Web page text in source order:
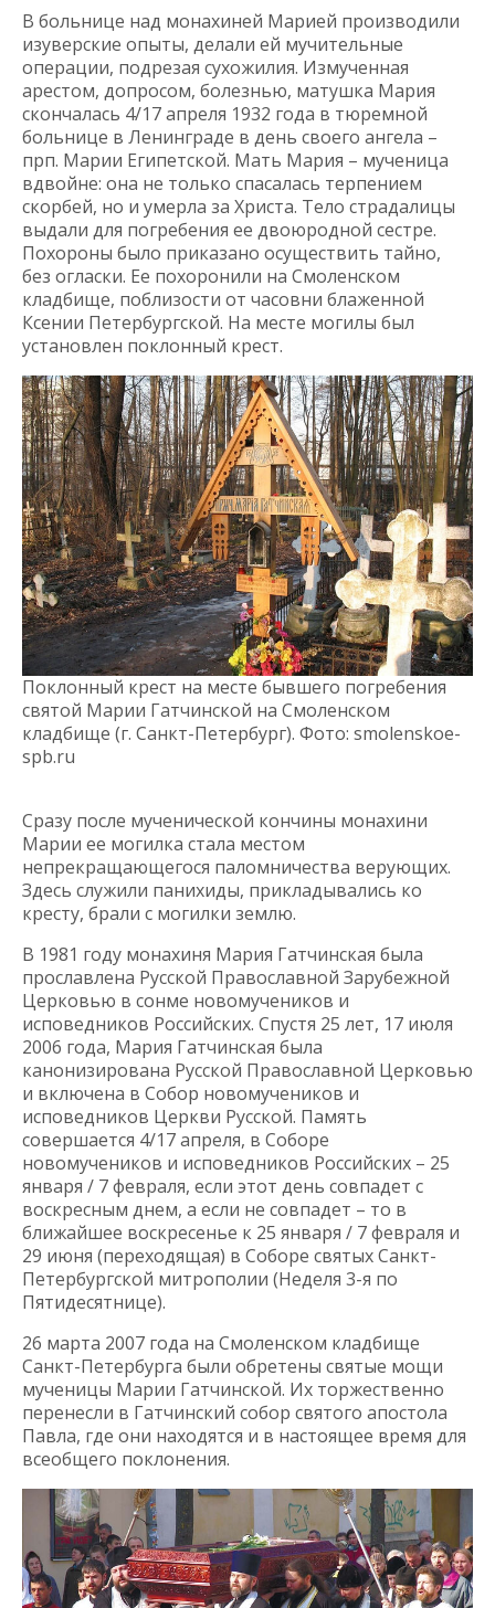
В больнице над монахиней Марией производили
изуверские опыты, делали ей мучительные
операции, подрезая сухожилия. Измученная
арестом, допросом, болезнью, матушка Мария
скончалась 4/17 апреля 1932 года в тюремной
больнице в Ленинграде в день своего ангела –
прп. Марии Египетской. Мать Мария – мученица
вдвойне: она не только спасалась терпением
скорбей, но и умерла за Христа. Тело страдалицы
выдали для погребения ее двоюродной сестре.
Похороны было приказано осуществить тайно,
без огласки. Ее похоронили на Смоленском
кладбище, поблизости от часовни блаженной
Ксении Петербургской. На месте могилы был
установлен поклонный крест.
Поклонный крест на месте бывшего погребения
святой Марии Гатчинской на Смоленском
кладбище (г. Санкт-Петербург). Фото: smolenskoe-
spb.ru
Сразу после мученической кончины монахини
Марии ее могилка стала местом
непрекращающегося паломничества верующих.
Здесь служили панихиды, прикладывались ко
кресту, брали с могилки землю.
В 1981 году монахиня Мария Гатчинская была
прославлена Русской Православной Зарубежной
Церковью в сонме новомучеников и
исповедников Российских. Спустя 25 лет, 17 июля
2006 года, Мария Гатчинская была
канонизирована Русской Православной Церковью
и включена в Собор новомучеников и
исповедников Церкви Русской. Память
совершается 4/17 апреля, в Соборе
новомучеников и исповедников Российских – 25
января / 7 февраля, если этот день совпадет с
воскресным днем, а если не совпадет – то в
ближайшее воскресенье к 25 января / 7 февраля и
29 июня (переходящая) в Соборе святых Санкт-
Петербургской митрополии (Неделя 3-я по
Пятидесятнице).
26 марта 2007 года на Смоленском кладбище
Санкт-Петербурга были обретены святые мощи
мученицы Марии Гатчинской. Их торжественно
перенесли в Гатчинский собор святого апостола
Павла, где они находятся и в настоящее время для
всеобщего поклонения.